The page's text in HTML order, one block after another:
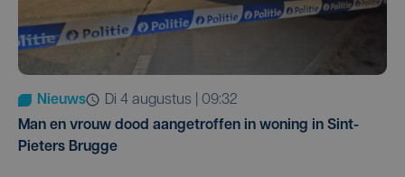
Nieuws
di 4 augustus | 09:32
Man en vrouw dood aangetroffen in woning in Sint-
Pieters Brugge